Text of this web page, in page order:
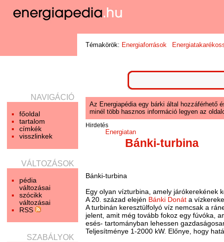
NAVIGÁCIÓ
főoldal
tartalom
címkék
visszlinkek
VÁLTOZÁSOK
pédia
változásai
szócikk
változásai
RSS
SZABÁLYOK
Témakörök: Energiaforrások
Az Energiapédia egy bárki által hozzáférhető
minél több hasznos információ legyen az
Hirdetés
Energiatan
Bánki-turbina
Bánki-turbina
Egy olyan vízturbina, amely járókerekének
A 20. század elején Bánki Donát a
A turbinán keresztülfolyó víz nemcsak a
jelent, amit még tovább fokoz egy fúvóka,
esés- tartományban lehessen
Teljesítménye 1-2000 kW. Előnye, hogy